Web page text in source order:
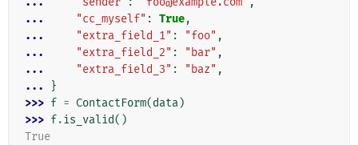
...
"cc_myself" : True,
...
"extra_field_1" : "foo" ,
...
"extra_field_2" : "bar" ,
...
"extra_field_3" : "baz" ,
...
}
>>> f = ContactForm(data)
>>> f.is_valid()
True